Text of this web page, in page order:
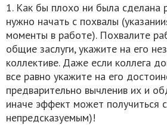
1. Как бы плохо ни была сделана
нужно начать с похвалы
моменты в работе). Похвалите
общие заслуги, укажите на его
коллективе. Даже если коллега
все равно укажите на его
предварительно вычленив их и
иначе эффект может получиться
непредсказуемым)!